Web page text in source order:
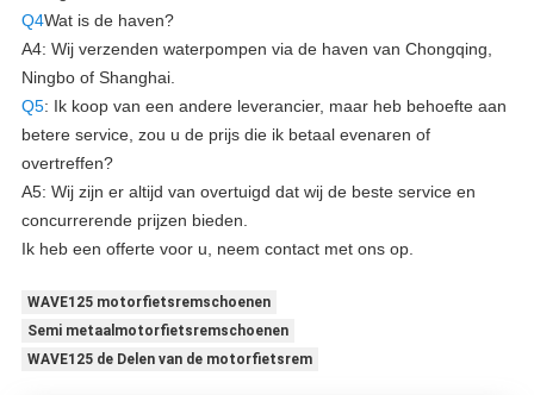
Q4Wat is de haven?
A4: Wij verzenden waterpompen via de haven van Chongqing,
Ningbo of Shanghai.
Q5: Ik koop van een andere leverancier, maar heb behoefte aan
betere service, zou u de prijs die ik betaal evenaren of
overtreffen?
A5: Wij zijn er altijd van overtuigd dat wij de beste service en
concurrerende prijzen bieden.
Ik heb een offerte voor u, neem contact met ons op.
WAVE125 motorfietsremschoenen
Semi metaalmotorfietsremschoenen
WAVE125 de Delen van de motorfietsrem